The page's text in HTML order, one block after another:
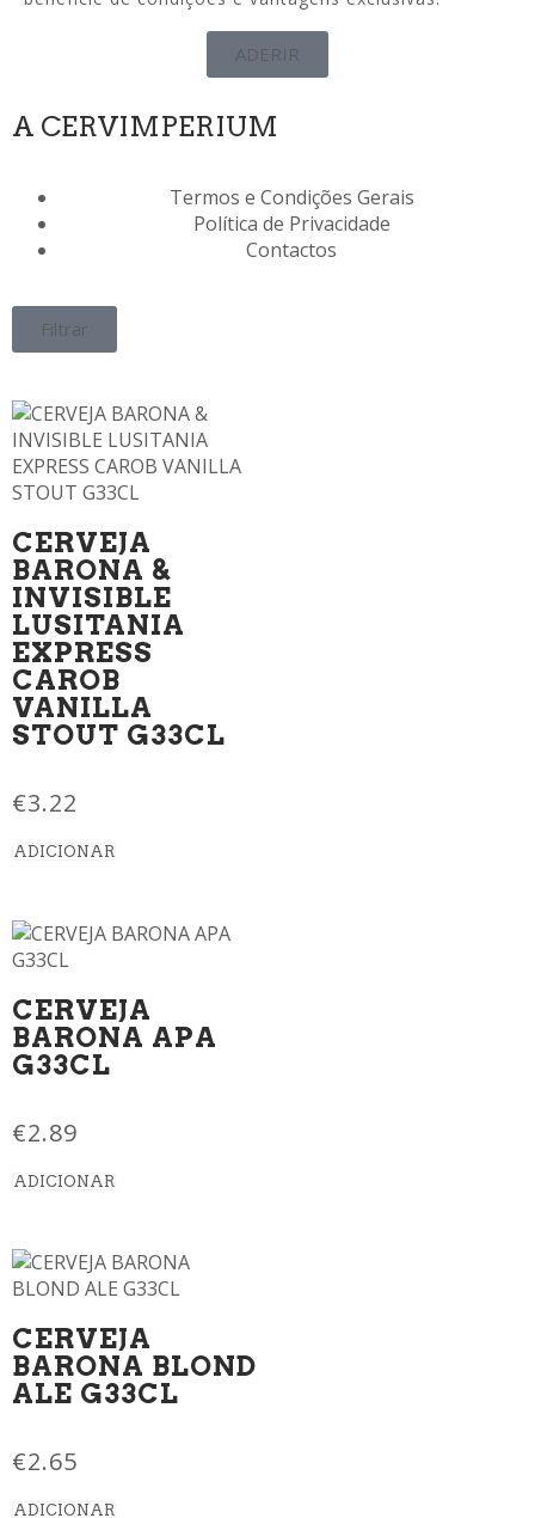
ADERIR
A CERVIMPERIUM
Termos e Condições Gerais
Política de Privacidade
Contactos
Filtrar
CERVEJA
BARONA &
INVISIBLE
LUSITANIA
EXPRESS
CAROB
VANILLA
STOUT G33CL
€3.22
ADICIONAR
CERVEJA
BARONA APA
G33CL
€2.89
ADICIONAR
CERVEJA
BARONA BLOND
ALE G33CL
€2.65
ADICIONAR